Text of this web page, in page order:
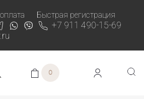
Быстрая регистрация
+7 911 490-15-69
0